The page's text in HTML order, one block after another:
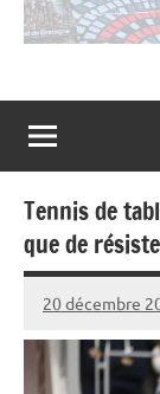
Tennis de
que de
20 décembre
Rédaction
JRS